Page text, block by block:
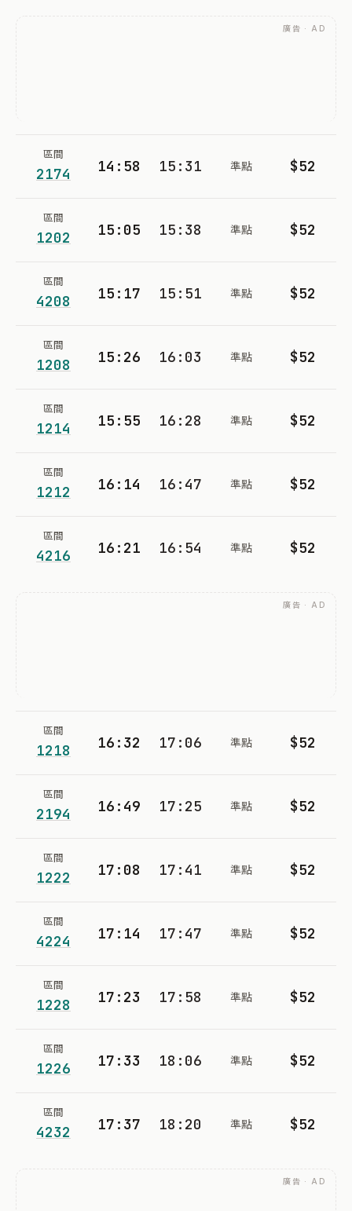
廣告 · AD
區間
2174 14:58 15:31 準點 $52
區間
1202 15:05 15:38 準點 $52
區間
4208 15:17 15:51 準點 $52
區間
1208 15:26 16:03 準點 $52
區間
1214 15:55 16:28 準點 $52
區間
1212 16:14 16:47 準點 $52
區間
4216 16:21 16:54 準點 $52
廣告 · AD
區間
1218 16:32 17:06 準點 $52
區間
2194 16:49 17:25 準點 $52
區間
1222 17:08 17:41 準點 $52
區間
4224 17:14 17:47 準點 $52
區間
1228 17:23 17:58 準點 $52
區間
1226 17:33 18:06 準點 $52
區間
4232 17:37 18:20 準點 $52
廣告 · AD